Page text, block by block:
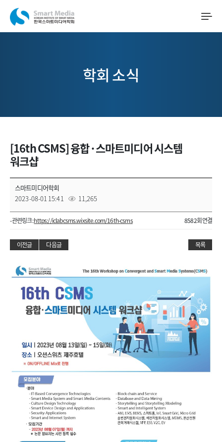
학회 소식
[16th CSMS] 융합·스마트미디어 시스템
워크샵
스마트미디어학회
2023-08-01 15:41
11,265
- 관련링크 :https://iclabcsms.wixsite.com/16th-csms 8582회 연결
이전글 다음글 목록